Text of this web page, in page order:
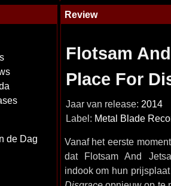
de Dag
Review
Flotsam
Place For
Jaar van release: 2014
Label: Metal Blade
Vanaf het eerste
dat Flotsam And
indook om hun